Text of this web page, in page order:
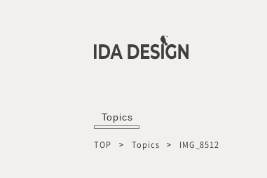
Topics
TOP Topics IMG_8512